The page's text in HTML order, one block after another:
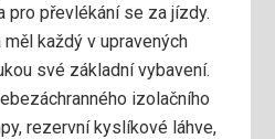
pro převlékání se za jízdy.
každý v upravených
své základní vybavení.
izolačního
rezervní kyslíkové láhve,